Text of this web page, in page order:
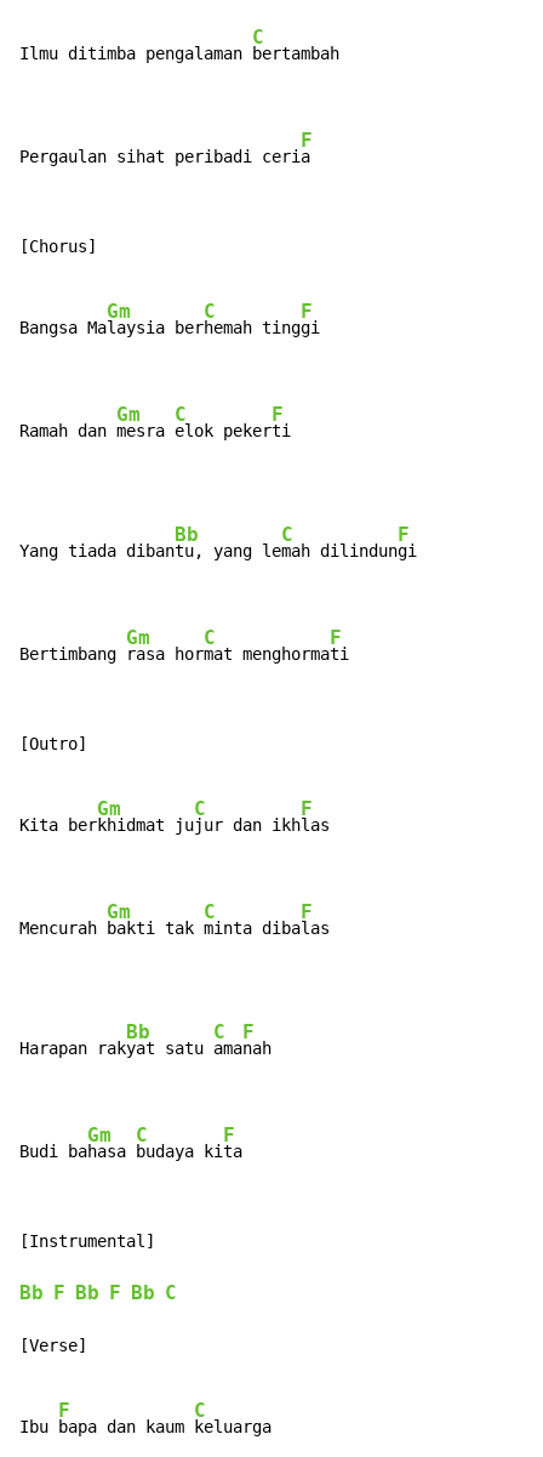
Ilmu ditimba pengalaman
C
bertambah
Pergaulan sihat peribadi ceri
F
a
[Chorus]
Bangsa Ma
Gm
laysia ber
C
hemah ting
F
gi
Ramah dan
Gm
mesra
C
elok peker
F
ti
Yang tiada diban
Bb
tu, yang le
C
mah dilindun
F
gi
Bertimbang
Gm
rasa hor
C
mat menghorma
F
ti
[Outro]
Kita ber
Gm
khidmat ju
C
jur dan ikh
F
las
Mencurah
Gm
bakti tak
C
minta diba
F
las
Harapan rak
Bb
yat satu
C
ama
F
nah
Budi ba
Gm
hasa
C
budaya ki
F
ta
[Instrumental]
Bb F Bb F Bb C
[Verse]
Ibu
F
bapa dan kaum
C
keluarga